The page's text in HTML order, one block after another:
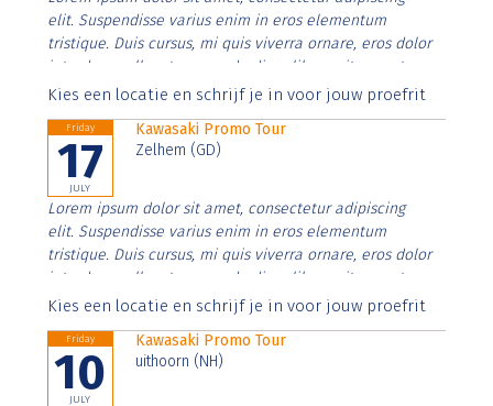
elit. Suspendisse varius enim in eros elementum
tristique. Duis cursus, mi quis viverra ornare, eros dolor
interdum nulla, ut commodo diam libero vitae erat.
Aenean faucibus nibh et justo cursus id rutrum lorem
Kies een locatie en schrijf je in voor jouw proefrit
Friday
17
JULY
Kawasaki Promo Tour
Zelhem (GD)
Lorem ipsum dolor sit amet, consectetur adipiscing
elit. Suspendisse varius enim in eros elementum
tristique. Duis cursus, mi quis viverra ornare, eros dolor
interdum nulla, ut commodo diam libero vitae erat.
Aenean faucibus nibh et justo cursus id rutrum lorem
Kies een locatie en schrijf je in voor jouw proefrit
Friday
10
JULY
Kawasaki Promo Tour
uithoorn (NH)